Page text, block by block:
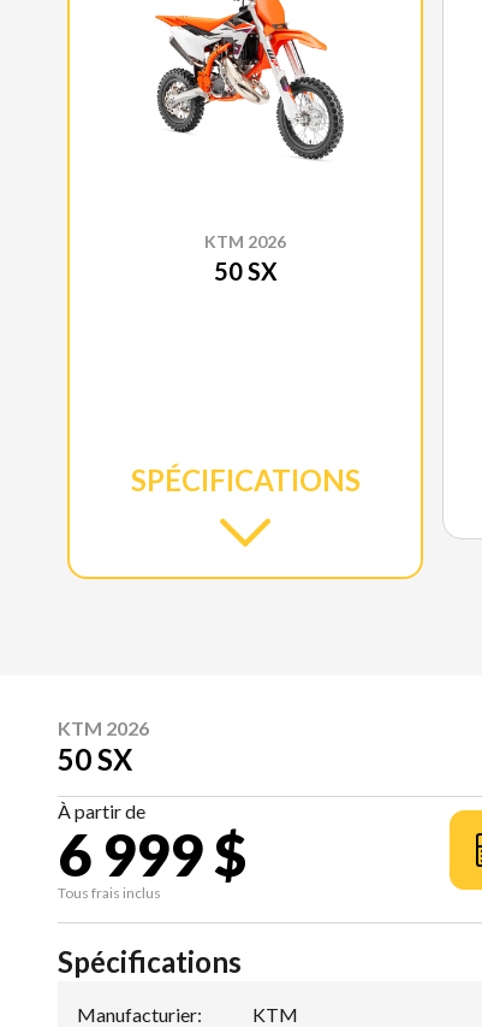
KTM 2026
50 SX
SPÉCIFICATIONS
KTM 2026
50 SX
À partir de
6 999 $
Tous frais inclus
Spécifications
Manufacturier: KTM